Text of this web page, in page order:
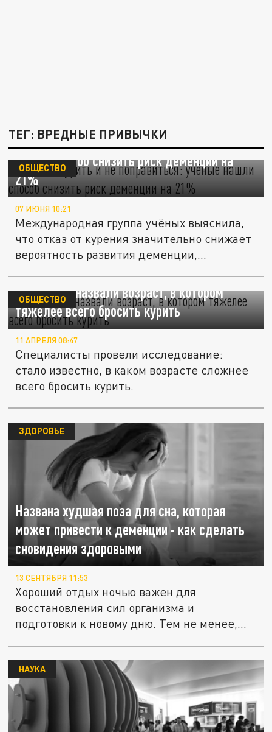
ТЕГ: ВРЕДНЫЕ ПРИВЫЧКИ
Бросить курить и не поправиться: учёные
нашли способ снизить риск деменции на
21%
ОБЩЕСТВО
07 ИЮНЯ 10:21
Международная группа учёных выяснила,
что отказ от курения значительно снижает
вероятность развития деменции,...
Аналитики назвали возраст, в котором
тяжелее всего бросить курить
ОБЩЕСТВО
11 АПРЕЛЯ 08:47
Специалисты провели исследование:
стало известно, в каком возрасте сложнее
всего бросить курить.
Названа худшая поза для сна, которая
может привести к деменции - как сделать
сновидения здоровыми
ЗДОРОВЬЕ
13 СЕНТЯБРЯ 11:53
Хороший отдых ночью важен для
восстановления сил организма и
подготовки к новому дню. Тем не менее,
НАУКА